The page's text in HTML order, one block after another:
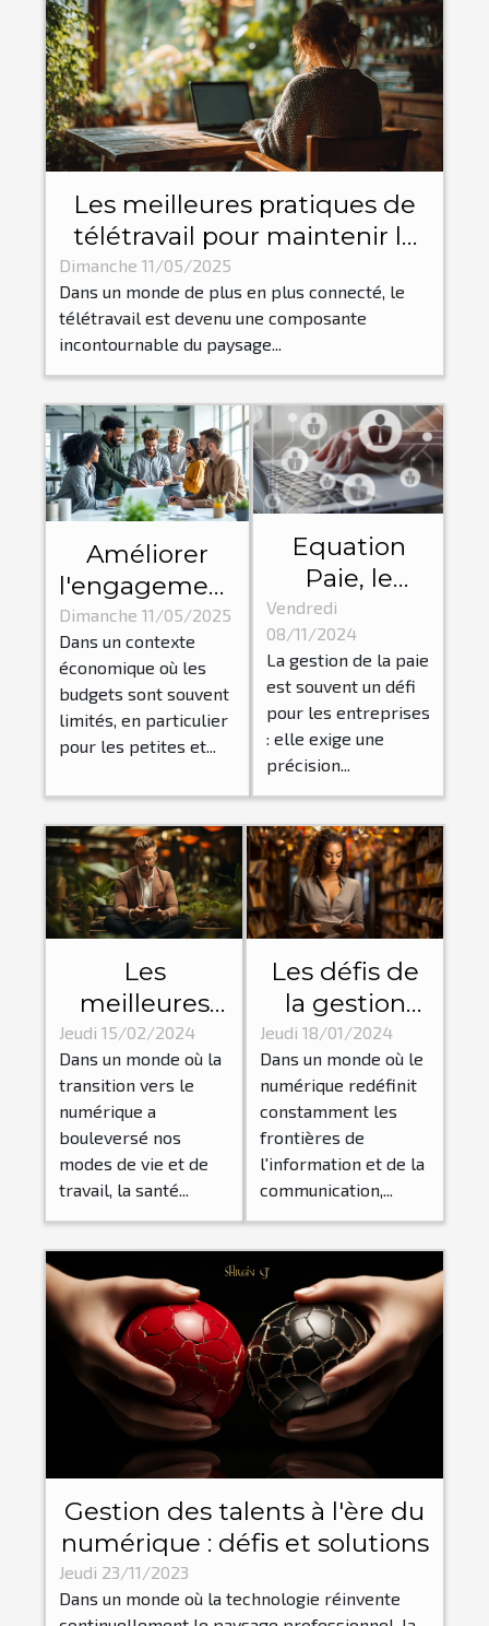
Les meilleures pratiques de
télétravail pour maintenir la
productivité et l'engagement
des employés
Dimanche 11/05/2025
Dans un monde de plus en plus connecté, le
télétravail est devenu une composante
incontournable du paysage...
Améliorer
l'engagement
des employés
avec des
budgets
restreints
Initiatives
les PME
Dimanche 11/05/2025
Dans un contexte
économique où les
budgets sont souvent
limités, en particulier
pour les petites et...
Equation
Paie, le
cabinet qui
optimise
votre
gestion RH
Vendredi
08/11/2024
La gestion de la paie
est souvent un défi
pour les entreprises
: elle exige une
précision...
Les
meilleures
pratiques
pour gérer la
santé
mentale en
milieu de
travail à l'ère
du
numérique
Jeudi 15/02/2024
Dans un monde où la
transition vers le
numérique a
bouleversé nos
modes de vie et de
travail, la santé...
Les défis de
la gestion
des
ressources
humaines
dans le
secteur de la
publication
numérique
Jeudi 18/01/2024
Dans un monde où le
numérique redéfinit
constamment les
frontières de
l'information et de la
communication,...
Gestion des talents à l'ère du
numérique : défis et solutions
Jeudi 23/11/2023
Dans un monde où la technologie réinvente